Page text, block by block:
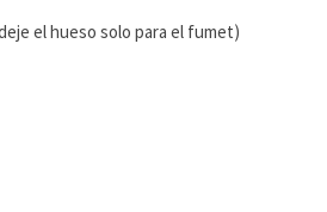
el hueso solo para el fumet)